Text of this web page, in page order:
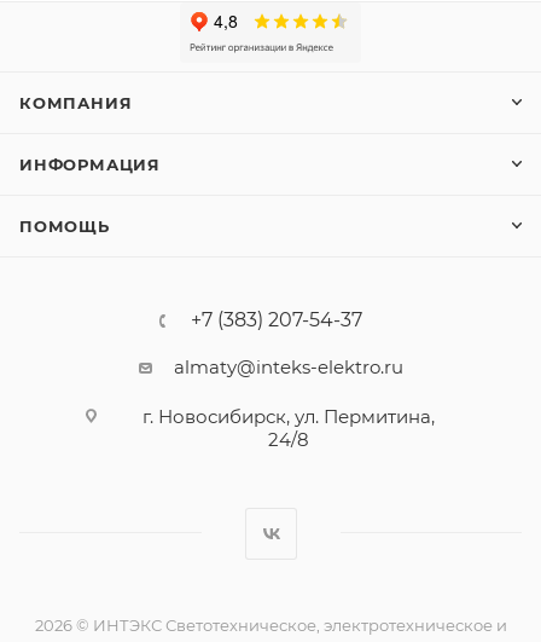
КОМПАНИЯ
ИНФОРМАЦИЯ
ПОМОЩЬ
+7 (383) 207-54-37
almaty@inteks-elektro.ru
г. Новосибирск, ул. Пермитина,
24/8
2026 © ИНТЭКС Светотехническое, электротехническое и